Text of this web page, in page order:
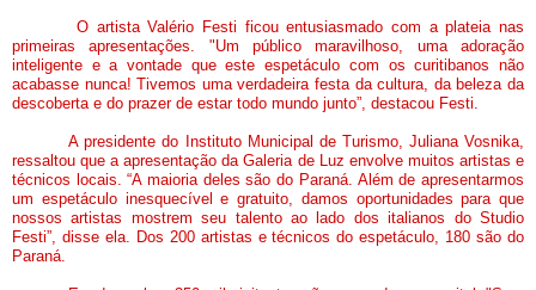
O artista Valério Festi ficou entusiasmado com a plateia nas
primeiras apresentações. "Um público maravilhoso, uma adoração
inteligente e a vontade que este espetáculo com os curitibanos não
acabasse nunca! Tivemos uma verdadeira festa da cultura, da beleza da
descoberta e do prazer de estar todo mundo junto”, destacou Festi.
A presidente do Instituto Municipal de Turismo, Juliana Vosnika,
ressaltou que a apresentação da Galeria de Luz envolve muitos artistas e
técnicos locais. “A maioria deles são do Paraná. Além de apresentarmos
um espetáculo inesquecível e gratuito, damos oportunidades para que
nossos artistas mostrem seu talento ao lado dos italianos do Studio
Festi”, disse ela. Dos 200 artistas e técnicos do espetáculo, 180 são do
Paraná.